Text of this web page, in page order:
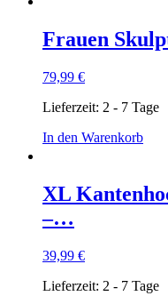
Frauen
79,99 €
Lieferzeit: 2 - 7 Tage
In den Warenkorb
XL
–…
39,99 €
Lieferzeit: 2 - 7 Tage